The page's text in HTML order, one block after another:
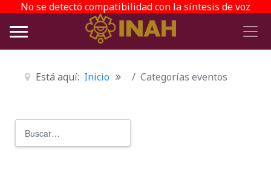
No se detectó compatibilidad con la síntesis de voz
Está aquí: Inicio Categorías eventos